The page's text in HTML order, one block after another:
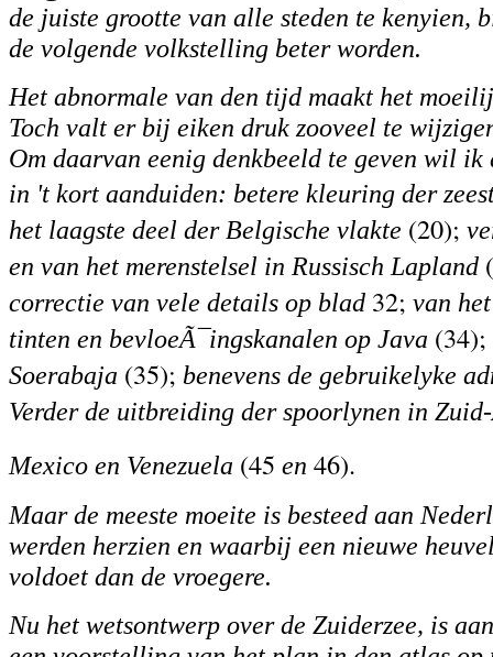
de juiste grootte van alle steden te kenyien,
de volgende volkstelling beter worden.
Het abnormale van den tijd maakt het
Toch valt er bij eiken druk zooveel te
Om daarvan eenig denkbeeld te geven wil
in 't kort aanduiden: betere kleuring der
het laagste deel der Belgische vlakte (20);
en van het merenstelsel in Russisch Lapland
correctie van vele details op blad 32; van
tinten en bevloeÃ¯ingskanalen op Java (34);
Soerabaja (35); benevens de gebruikelyke
Verder de uitbreiding der spoorlynen in
Mexico en Venezuela (45 en 46).
Maar de meeste moeite is besteed aan
werden herzien en waarbij een nieuwe
voldoet dan de vroegere.
Nu het wetsontwerp over de Zuiderzee, is